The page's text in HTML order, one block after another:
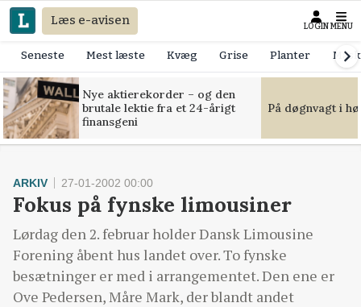
Læs e-avisen LOGIN MENU
Seneste Mest læste Kvæg Grise Planter
Nye aktierekorder – og den
brutale lektie fra et 24-årigt
finansgeni
På døgnvagt i
ARKIV 27-01-2002 00:00
Fokus på fynske limousiner
Lørdag den 2. februar holder Dansk Limousine
Forening åbent hus landet over. To fynske
besætninger er med i arrangementet. Den ene er
Ove Pedersen, Måre Mark, der blandt andet